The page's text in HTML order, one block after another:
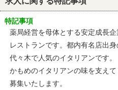
特記事項
薬局経営を母体とする安定成長
レストランです。都内有名店出身
代々木で人気のイタリアンです。
かもめのイタリアンの味を支え
募集いたします。